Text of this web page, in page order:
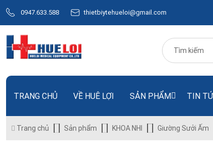
0947.633.588 thietbiytehueloi@gmail.com
TRANG CHỦ VỀ HUÊ LỢI SẢN PHẨM TIN
Trang chủ Sản phẩm KHOA NHI Giường Sưởi Ấm